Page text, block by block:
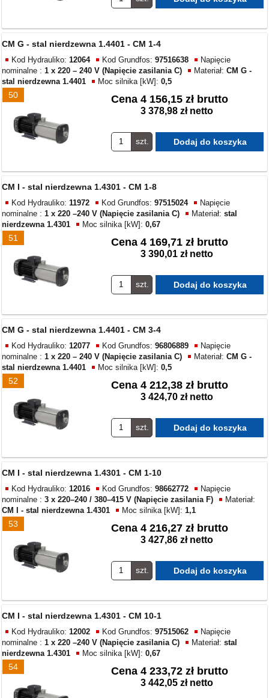
50
CM G - stal nierdzewna 1.4401 - CM 1-4
Kod Hydrauliko:12064 Kod Grundfos:97516638
Napięcie
nominalne :1 x 220 – 240 V (Napięcie zasilania C) Materiał:CM G -
stal nierdzewna 1.4401
Moc silnika [kW]:0,5
Cena 4 156,15 zł brutto
3 378,98 zł netto
szt.
51
CM I - stal nierdzewna 1.4301 - CM 1-8
Kod Hydrauliko:11972 Kod Grundfos:97515024
Napięcie
nominalne :1 x 220 –240 V (Napięcie zasilania C) Materiał:stal
nierdzewna 1.4301
Moc silnika [kW]:0,67
Cena 4 169,71 zł brutto
3 390,01 zł netto
szt.
52
CM G - stal nierdzewna 1.4401 - CM 3-4
Kod Hydrauliko:12077 Kod Grundfos:96806889
Napięcie
nominalne :1 x 220 – 240 V (Napięcie zasilania C) Materiał:CM G -
stal nierdzewna 1.4401
Moc silnika [kW]:0,5
Cena 4 212,38 zł brutto
3 424,70 zł netto
szt.
53
CM I - stal nierdzewna 1.4301 - CM 1-10
Kod Hydrauliko:12016 Kod Grundfos:98662772
Napięcie
nominalne :3 x 220–240 / 380–415 V (Napięcie zasilania F)
Materiał:
CM I - stal nierdzewna 1.4301
Moc silnika [kW]:1,1
Cena 4 216,27 zł brutto
3 427,86 zł netto
szt.
54
CM I - stal nierdzewna 1.4301 - CM 10-1
Kod Hydrauliko:12002 Kod Grundfos:97515062
Napięcie
nominalne :1 x 220 –240 V (Napięcie zasilania C) Materiał:stal
nierdzewna 1.4301
Moc silnika [kW]:0,67
Cena 4 233,72 zł brutto
3 442,05 zł netto